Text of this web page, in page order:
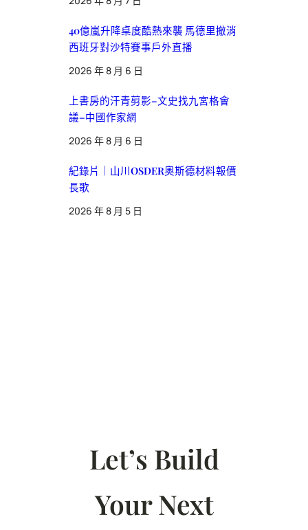
40億嵐升降桌度酷熱來襲 馬德里撤消
西班牙對沙特賽事戶外直播
2026 年 8 月 6 日
上書房的汗青剪影–文史找九宮格會
議–中國作家網
2026 年 8 月 6 日
紀錄片｜山川OSDER奧斯德材料報價
長歌
2026 年 8 月 5 日
Let’s Build
Your Next